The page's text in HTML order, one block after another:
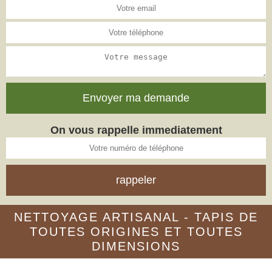
On vous rappelle immediatement
NETTOYAGE ARTISANAL - TAPIS DE
TOUTES ORIGINES ET TOUTES
DIMENSIONS